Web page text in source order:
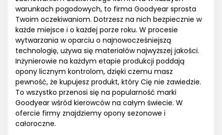
warunkach pogodowych, to firma Goodyear sprosta
Twoim oczekiwaniom. Dotrzesz na nich bezpiecznie w
każde miejsce i o każdej porze roku. W procesie
wytwarzania w oparciu o najnowocześniejszą
technologię, używa się materiałów najwyższej jakości.
Inżynierowie na każdym etapie produkcji poddają
opony licznym kontrolom, dzięki czemu masz
pewność, że kupujesz produkt, który Cię nie zawiedzie.
To wszystko przenosi się na popularność marki
Goodyear wśród kierowców na całym świecie. W
ofercie firmy znajdziemy opony sezonowe i
całoroczne.